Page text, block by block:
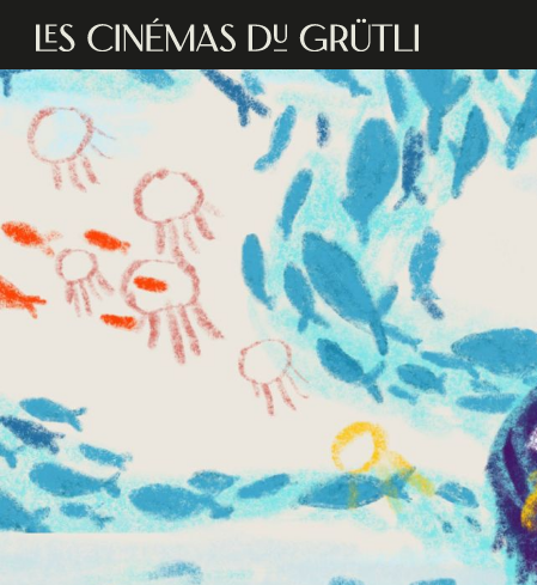
Aller au contenu principal